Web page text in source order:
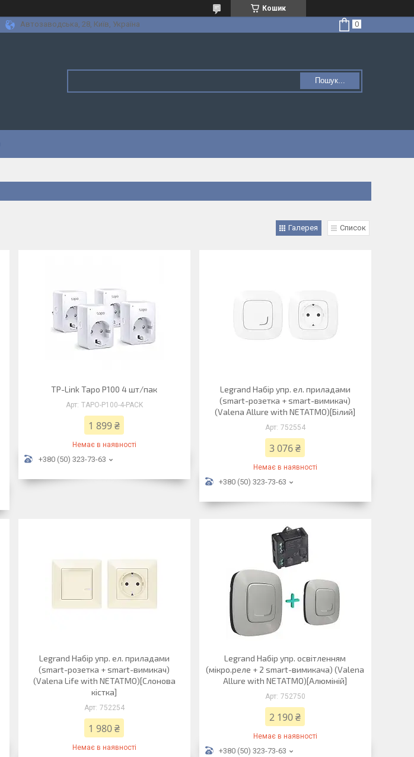
Кошик
Автозаводська, 28, Київ, Україна
Пошук...
Галерея Список
TP-Link Tapo P100 4 шт/пак
TAPO-P100-4-PACK
1 899 ₴
Немає в наявності
+380 (50) 323-73-63
Legrand Набір упр. ел. приладами
(smart-розетка + smart-вимикач)
(Valena Allure with NETATMO)[Білий]
752554
3 076 ₴
Немає в наявності
+380 (50) 323-73-63
Legrand Набір упр. ел. приладами
(smart-розетка + smart-вимикач)
(Valena Life with NETATMO)[Слонова
кістка]
752254
1 980 ₴
Немає в наявності
Legrand Набір упр. освітленням
(мікро.реле + 2 smart-вимикача) (Valena
Allure with NETATMO)[Алюміній]
752750
2 190 ₴
Немає в наявності
+380 (50) 323-73-63